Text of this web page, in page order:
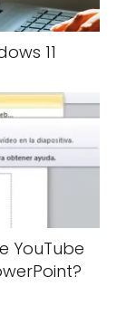
11
YouTube